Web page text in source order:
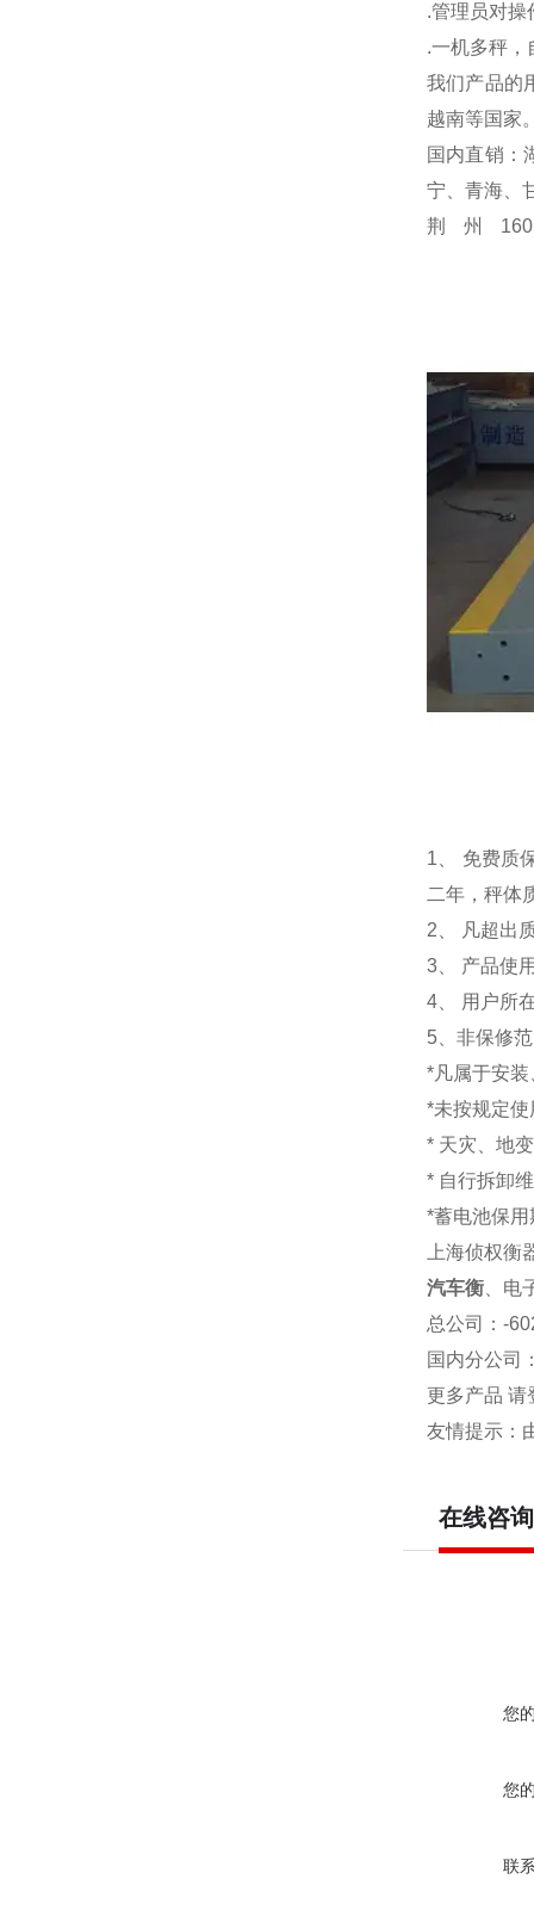
.管理员对操
.一机多秤，
我们产品的
越南等国家
国内直销：
宁、青海、
荆州
1 、 免费
二年，秤体
2、 凡超出
3、 产品使
4、 用户所
5、非保修
*凡属于安
*未按规定
* 天灾、地
* 自行拆卸
*蓄电池保用
上海侦权
汽车衡 、
总公司
：-
国内分公司
更多产品 请
友情提示：
在线咨询
您
您
联